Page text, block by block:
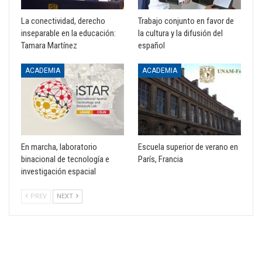
La conectividad, derecho
inseparable en la educación:
Tamara Martínez
Trabajo conjunto en favor de
la cultura y la difusión del
español
ACADEMIA
En marcha, laboratorio
binacional de tecnología e
investigación espacial
ACADEMIA
Escuela superior de verano en
París, Francia
PREV NEXT